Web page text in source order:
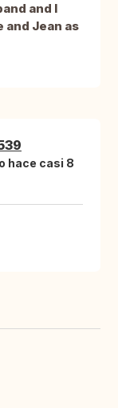
and I
Jean as
hace casi 8